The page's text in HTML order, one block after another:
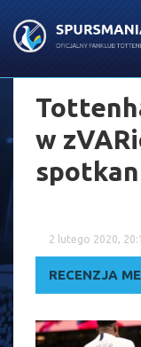
w
2 lutego 2020,
RECENZJA